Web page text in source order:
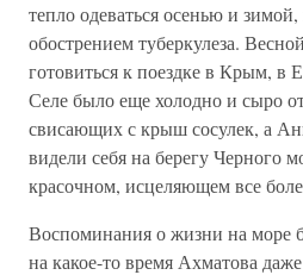
тепло одеваться осенью и
обострением туберкулеза.
готовиться к поездке в Крым,
Селе было еще холодно и сыро
свисающих с крыш сосулек, а
видели себя на берегу Черного
красочном, исцеляющем все
Воспоминания о жизни на море
на какое-то время Ахматова даже